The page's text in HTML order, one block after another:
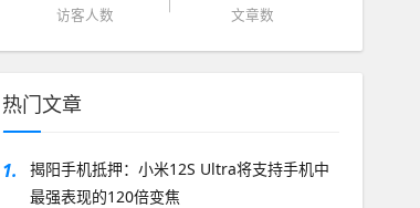
访客人数 文章数
热门文章
1.
揭阳手机抵押：小米12S Ultra将支持手机中
最强表现的120倍变焦